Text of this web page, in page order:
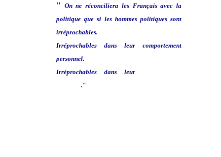
" On ne réconciliera les Français avec la
politique que si les hommes politiques sont
irréprochables.
Irréprochables dans leur comportement
personnel.
Irréprochables dans leur
. "